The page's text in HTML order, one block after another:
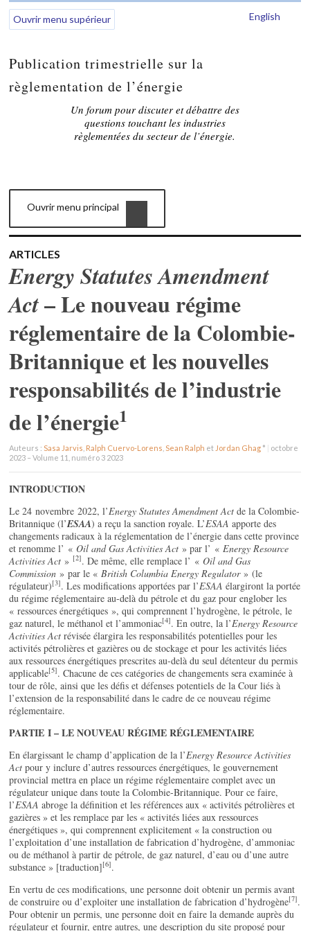
English
Ouvrir menu supérieur
Publication trimestrielle sur la
règlementation de l’énergie
Un forum pour discuter et débattre des
questions touchant les industries
règlementées du secteur de l’énergie.
Ouvrir menu principal
ARTICLES
Energy Statutes Amendment
Act– Le nouveau régime
réglementaire de la Colombie-
Britannique et les nouvelles
responsabilités de l’industrie
de l’énergie1
Auteurs : Sasa Jarvis Ralph Cuervo-Lorens Sean Ralph et Jordan Ghag * | octobre
2023 – Volume 11, numéro 3 2023
INTRODUCTION
Le 24 novembre 2022, l’Energy Statutes Amendment Act de la Colombie-
Britannique (l’ESAA) a reçu la sanction royale. L’ESAA apporte des
changements radicaux à la réglementation de l’énergie dans cette province
et renomme l’ «Oil and Gas Activities Act» par l’ « Energy Resource
Activities Act » [2]. De même, elle remplace l’ «Oil and Gas
Commission» par le « British Columbia Energy Regulator» (le
régulateur)[3]. Les modifications apportées par l’ESAAélargiront la portée
du régime réglementaire au-delà du pétrole et du gaz pour englober les
« ressources énergétiques », qui comprennent l’hydrogène, le pétrole, le
gaz naturel, le méthanol et l’ammoniac[4]. En outre, la l’Energy Resource
Activities Act révisée élargira les responsabilités potentielles pour les
activités pétrolières et gazières ou de stockage et pour les activités liées
aux ressources énergétiques prescrites au-delà du seul détenteur du permis
applicable[5]. Chacune de ces catégories de changements sera examinée à
tour de rôle, ainsi que les défis et défenses potentiels de la Cour liés à
l’extension de la responsabilité dans le cadre de ce nouveau régime
réglementaire.
PARTIE I – LE NOUVEAU RÉGIME RÉGLEMENTAIRE
En élargissant le champ d’application de la l’Energy Resource Activities
Act pour y inclure d’autres ressources énergétiques, le gouvernement
provincial mettra en place un régime réglementaire complet avec un
régulateur unique dans toute la Colombie-Britannique. Pour ce faire,
l’ESAA abroge la définition et les références aux « activités pétrolières et
gazières » et les remplace par les « activités liées aux ressources
énergétiques », qui comprennent explicitement « la construction ou
l’exploitation d’une installation de fabrication d’hydrogène, d’ammoniac
ou de méthanol à partir de pétrole, de gaz naturel, d’eau ou d’une autre
substance » [traduction][6].
En vertu de ces modifications, une personne doit obtenir un permis avant
de construire ou d’exploiter une installation de fabrication d’hydrogène[7].
Pour obtenir un permis, une personne doit en faire la demande auprès du
régulateur et fournir, entre autres, une description du site proposé pour